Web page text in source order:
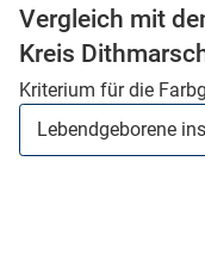
Vergleich mit
Kreis
Kriterium für die